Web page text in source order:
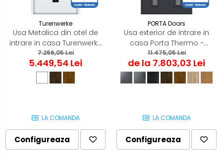
Turenwerke
Usa Metalica din otel de
intrare in casa Turenwerke
ATU68 - Blackline
7.266,05 Lei
5.449,54 Lei
LA COMANDA
Configureaza
PORTA Doors
Usa exterior de intrare in
casa Porta Thermo -
Optimum Energy - Model
Classic C4
11.475,05 Lei
de la 7.803,03 Lei
LA COMANDA
Configureaza